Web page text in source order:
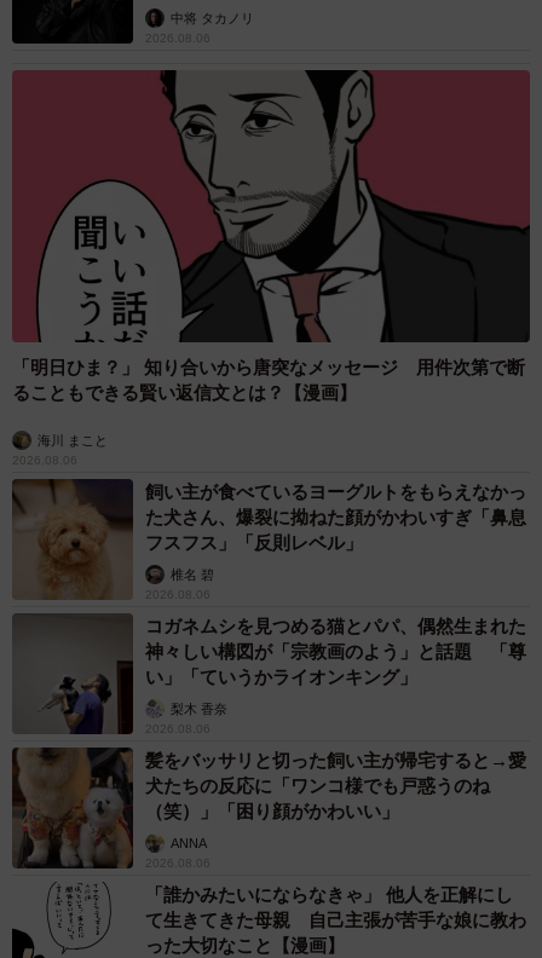
未熟」中将 タカノリ
2026.08.06
「明日ひま？」 知り合いから唐突なメッセージ 用件次第で断
ることもできる賢い返信文とは？【漫画】
海川 まこと
2026.08.06
飼い主が食べているヨーグルトをもらえなかっ
た犬さん、爆裂に拗ねた顔がかわいすぎ「鼻息
フスフス」「反則レベル」
椎名 碧
2026.08.06
コガネムシを見つめる猫とパパ、偶然生まれた
神々しい構図が「宗教画のよう」と話題 「尊
い」「ていうかライオンキング」
梨木 香奈
2026.08.06
髪をバッサリと切った飼い主が帰宅すると→愛
犬たちの反応に「ワンコ様でも戸惑うのね
（笑）」「困り顔がかわいい」
ANNA
2026.08.06
「誰かみたいにならなきゃ」 他人を正解にし
て生きてきた母親 自己主張が苦手な娘に教わ
った大切なこと【漫画】